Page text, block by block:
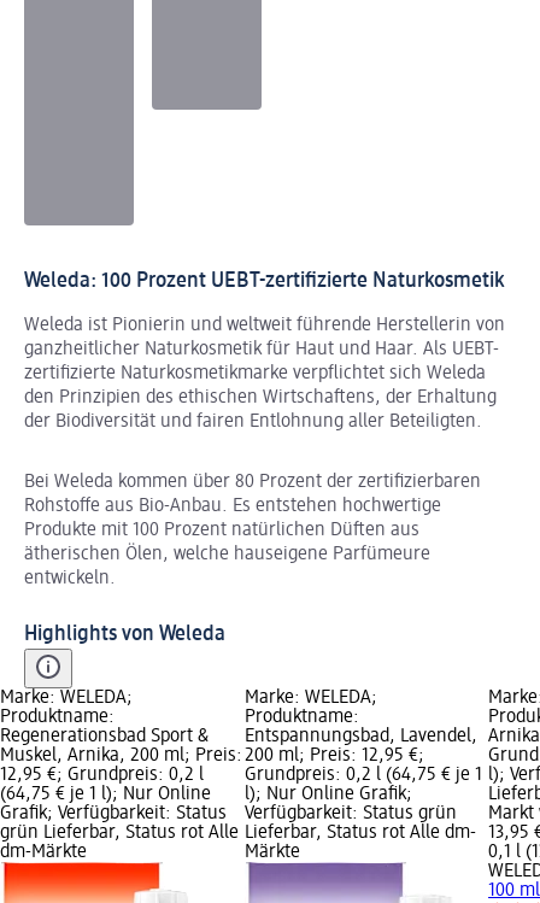
Weleda: 100 Prozent UEBT-zertifizierte Naturkosmetik
Weleda ist Pionierin und weltweit führende Herstellerin von
ganzheitlicher Naturkosmetik für Haut und Haar. Als UEBT-
zertifizierte Naturkosmetikmarke verpflichtet sich Weleda
den Prinzipien des ethischen Wirtschaftens, der Erhaltung
der Biodiversität und fairen Entlohnung aller Beteiligten.
Bei Weleda kommen über 80 Prozent der zertifizierbaren
Rohstoffe aus Bio-Anbau. Es entstehen hochwertige
Produkte mit 100 Prozent natürlichen Düften aus
ätherischen Ölen, welche hauseigene Parfümeure
entwickeln.
Highlights von Weleda
Marke: WELEDA;
Produktname:
Regenerationsbad Sport &
Muskel, Arnika, 200 ml; Preis:
12,95 €; Grundpreis: 0,2 l
(64,75 € je 1 l); Nur Online
Grafik; Verfügbarkeit: Status
grün Lieferbar, Status rot Alle
dm-Märkte
Marke: WELEDA;
Produktname:
Entspannungsbad, Lavendel,
200 ml; Preis: 12,95 €;
Grundpreis: 0,2 l (64,75 € je 1
l); Nur Online Grafik;
Verfügbarkeit: Status grün
Lieferbar, Status rot Alle dm-
Märkte
l);
Markt
13,95
0,1 l
100 ml